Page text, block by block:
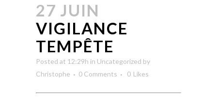
27 JUIN
VIGILANCE
TEMPÊTE
Posted at 12:29h in Uncategorized by
Christophe
0 Comments 0 Likes